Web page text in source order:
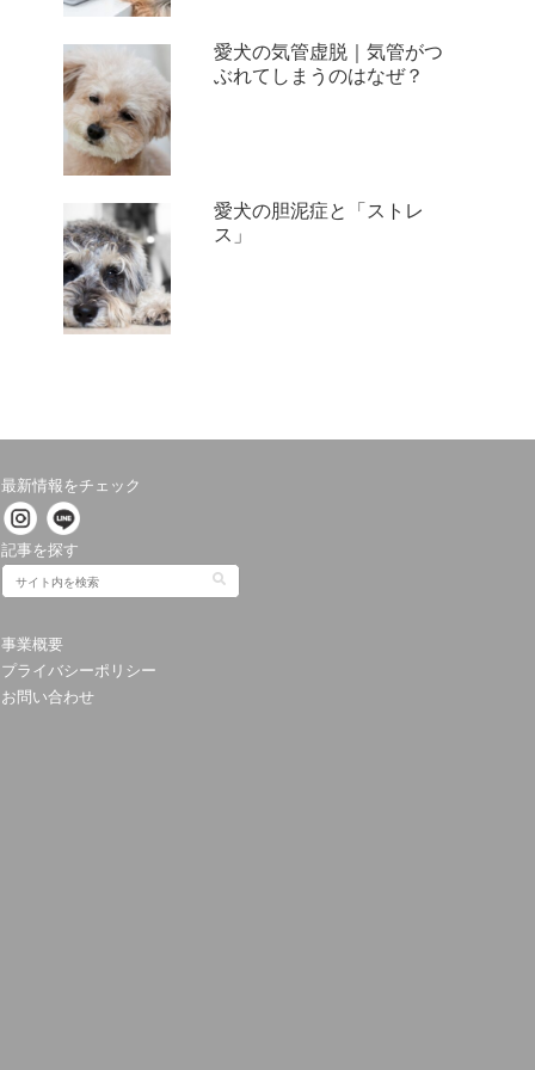
愛犬の気管虚脱｜気管がつ
ぶれてしまうのはなぜ？
愛犬の胆泥症と「ストレ
ス」
最新情報をチェック
記事を探す
事業概要
プライバシーポリシー
お問い合わせ